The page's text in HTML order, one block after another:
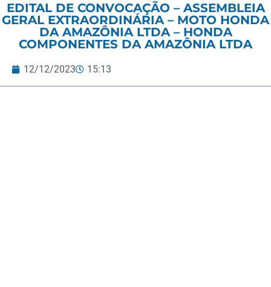
EDITAL DE CONVOCAÇÃO – ASSEMBLEIA
GERAL EXTRAORDINÁRIA – MOTO HONDA
DA AMAZÔNIA LTDA – HONDA
COMPONENTES DA AMAZÔNIA LTDA
12/12/2023 15:13